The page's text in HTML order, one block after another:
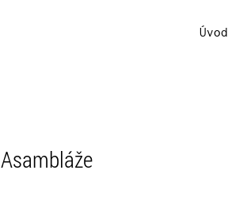
Úvod
Asambláže